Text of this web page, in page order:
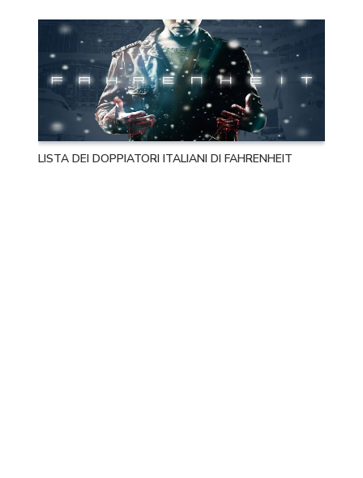
LISTA DEI DOPPIATORI ITALIANI DI FAHRENHEIT